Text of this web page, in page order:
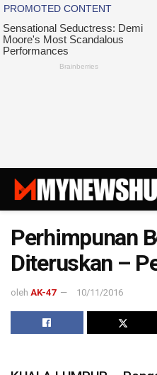
Perhimpunan
Diteruskan –
oleh AK-47 10/11/2016